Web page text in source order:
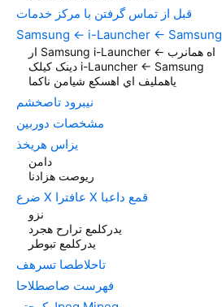
قبل از تماس گرفتن با مرکز خدمات
Samsung ← i-Launcher ← Samsung
ار Samsung i-Launcher ← اه همانرب
دینک کیلک i-Launcher ← Samsung
یاهمليف اي اهسکع شيامن ناکما
نیبرود تاصخشم
مشخصات دوربین
یزاس هريخذ
دامن
ریوصت هزادنا
ضرع X عافترا X قمع داعبا
نزو
یدرکلمع ترارح هجرد
یدرکلمع تبوطر
تاحلاطصا تسرهف
فهرست صاصطلاحا